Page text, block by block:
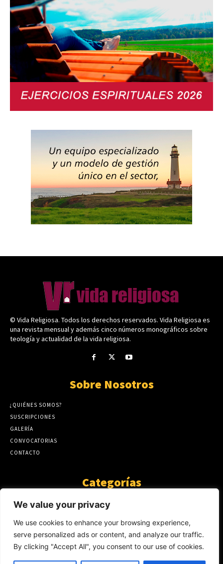
We value your privacy
We use cookies to enhance your browsing experience,
serve personalized ads or content, and analyze our traffic.
By clicking "Accept All", you consent to our use of cookies.
© Vida Religiosa. Todos los derechos reservados. Vida Religiosa es
una revista mensual y además cinco números monográficos sobre
teología y actualidad de la vida religiosa.
Sobre Nosotros
¿QUIÉNES SOMOS?
SUSCRIPCIONES
GALERÍA
CONVOCATORIAS
CONTACTO
Categorías
ARTÍCULOS
GUANTE DE SEDA
AL CALOR DE LA PALABRA
Y YO QUE SÉ
423
NOTICIAS
234
SIN CATEGORÍA
174